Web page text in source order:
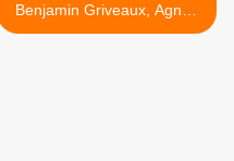
Benjamin Griveaux, Agnès
Buzyn dans Paris me voilà!